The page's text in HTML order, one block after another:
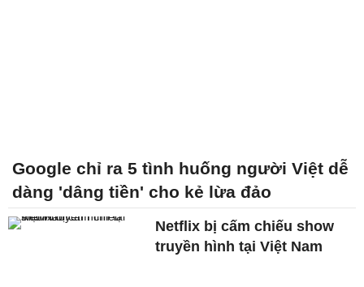
Google chỉ ra 5 tình huống người Việt dễ
dàng 'dâng tiền' cho kẻ lừa đảo
Netflix bị cấm chiếu show
truyền hình tại Việt Nam